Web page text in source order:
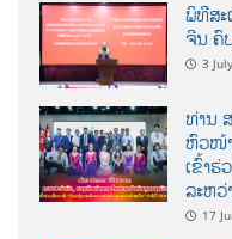
ພິທີສ
ຈີນ ຄົ
3
ທ່ານ
ຫົວໜ້
ເຂົ້າຮ່
ລະຫວ່
17